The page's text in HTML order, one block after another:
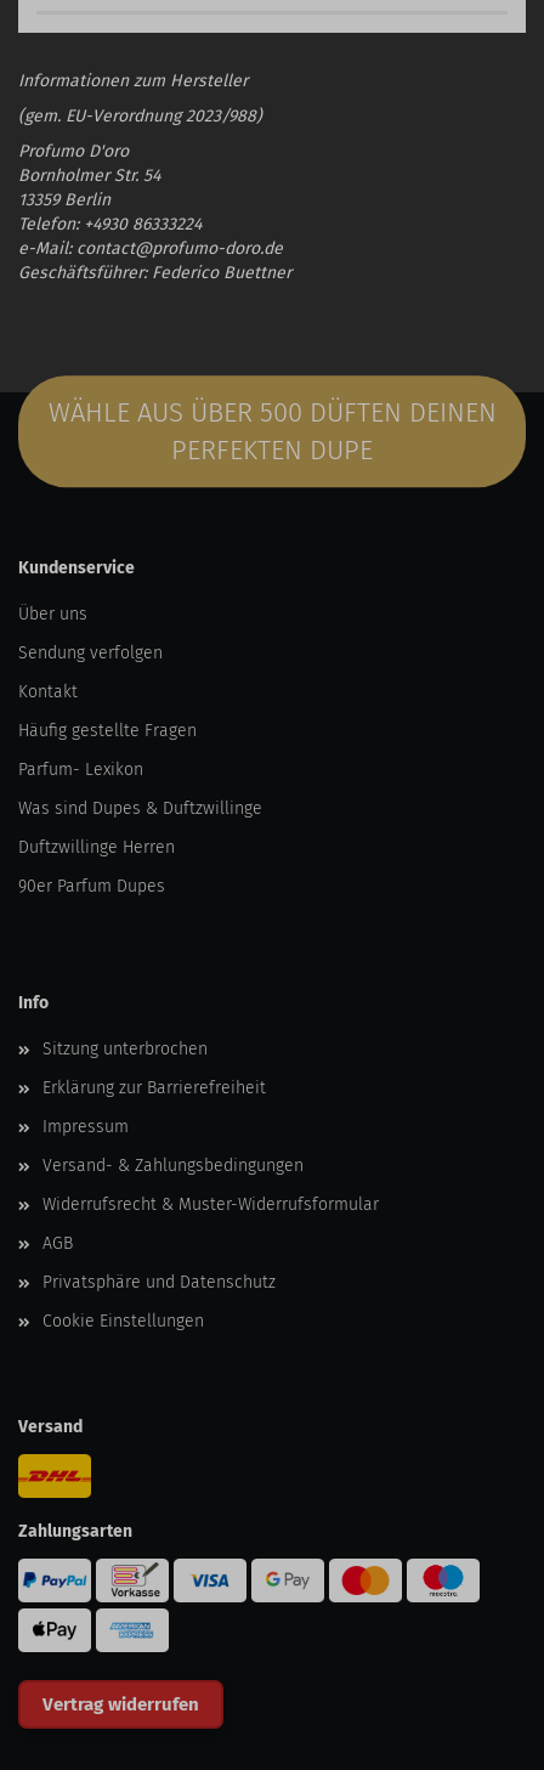
Informationen zum Hersteller
(gem. EU-Verordnung 2023/988)
Profumo D'oro
Bornholmer Str. 54
13359 Berlin
Telefon: +4930 86333224
e-Mail: contact@profumo-doro.de
Geschäftsführer: Federico Buettner
WÄHLE AUS ÜBER 500 DÜFTEN DEINEN
PERFEKTEN DUPE
Kundenservice
Über uns
Sendung verfolgen
Kontakt
Häufig gestellte Fragen
Parfum- Lexikon
Was sind Dupes & Duftzwillinge
Duftzwillinge Herren
90er Parfum Dupes
Info
Sitzung unterbrochen
Erklärung zur Barrierefreiheit
Impressum
Versand- & Zahlungsbedingungen
Widerrufsrecht & Muster-Widerrufsformular
AGB
Privatsphäre und Datenschutz
Cookie Einstellungen
Versand
Zahlungsarten
Vertrag widerrufen